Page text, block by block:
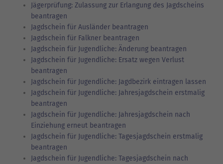
Jägerprüfung: Zulassung zur Erlangung des Jagdscheins
beantragen
Jagdschein für Ausländer beantragen
Jagdschein für Falkner beantragen
Jagdschein für Jugendliche: Änderung beantragen
Jagdschein für Jugendliche: Ersatz wegen Verlust
beantragen
Jagdschein für Jugendliche: Jagdbezirk eintragen lassen
Jagdschein für Jugendliche: Jahresjagdschein erstmalig
beantragen
Jagdschein für Jugendliche: Jahresjagdschein nach
Einziehung erneut beantragen
Jagdschein für Jugendliche: Tagesjagdschein erstmalig
beantragen
Jagdschein für Jugendliche: Tagesjagdschein nach